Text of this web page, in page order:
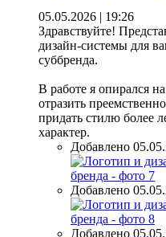
05.05.2026 | 19:26
Здравствуйте!
дизайн-системы для
суббренда.
В работе я опирался
отразить
придать стилю более
характер.
Добавлено
Добавлено
Добавлено